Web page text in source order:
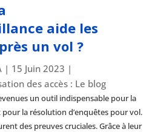
aide les
un vol ?
| 15 Juin 2023 |
des accès : Le blog
un outil indispensable pour la
la résolution d’enquêtes pour vol.
des preuves cruciales. Grâce à leur